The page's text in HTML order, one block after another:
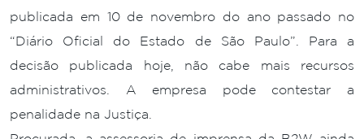
publicada em 10 de novembro do ano passado no
“Diário Oficial do Estado de São Paulo”. Para a
decisão publicada hoje, não cabe mais recursos
administrativos. A empresa pode contestar a
penalidade na Justiça.